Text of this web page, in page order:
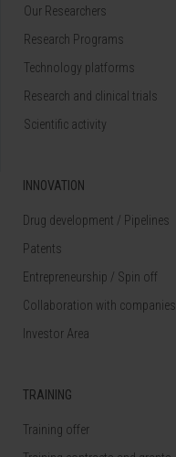
Our Researchers
Research Programs
Technology platforms
Research and clinical trials
Scientific activity
INNOVATION
Drug development / Pipelines
Patents
Entrepreneurship / Spin off
Collaboration with companies
Investor Area
TRAINING
Training offer